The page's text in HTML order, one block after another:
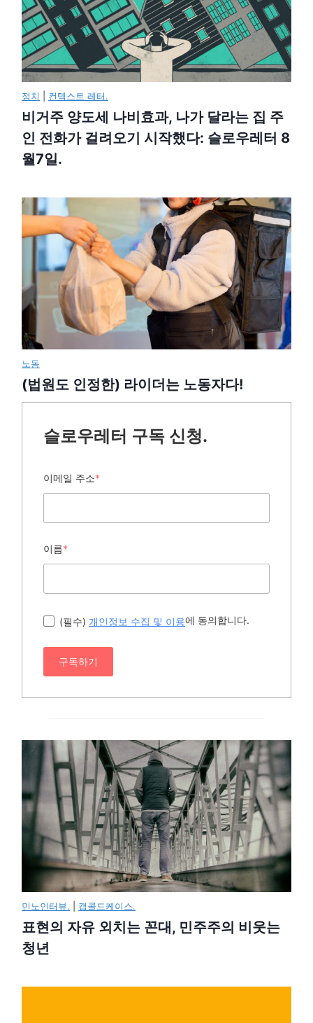
정치 컨텍스트 레터.
비거주 양도세 나비효과, 나가 달라는 집 주
인 전화가 걸려오기 시작했다: 슬로우레터 8
월7일.
노동
(법원도 인정한) 라이더는 노동자다!
슬로우레터 구독 신청.
이메일 주소*
이름*
(필수) 개인정보 수집 및 이용에 동의합니다.
구독하기
민노인터뷰. 캡콜드케이스.
표현의 자유 외치는 꼰대, 민주주의 비웃는
청년